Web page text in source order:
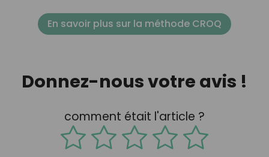
En savoir plus sur la méthode CROQ
Donnez-nous votre avis !
comment était l'article ?